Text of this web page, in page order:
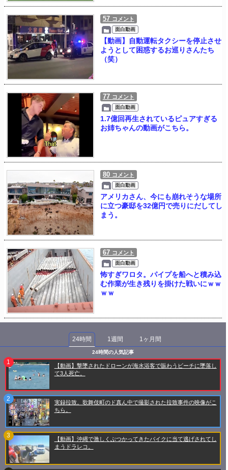
57 コメント
面白動画
【動画】自動運転タクシーを停止させ
ようとして困惑するお巡りさんたち
（笑）
77 コメント
面白動画
1.7億回再生されているピュアすぎる
お姉ちゃんの動画がこちら。
80 コメント
面白動画
アメリカさん、今にも崩れそうな場所
に立つ豪邸を32億円で売りにだしてし
まう。
67 コメント
面白動画
怖すぎワロタ。パイプを船へと積み込
む作業が生き残りを掛けた戦いにｗｗ
ｗｗ
24時間 1週間 1ヶ月間
24時間の人気記事
【動画】撃墜されたドローンが海水浴客で賑わうビーチに墜落し
て3人死亡。
実録拉致。歌舞伎町のド真ん中で撮影された拉致事件の映像がこ
ちら。
【動画】沖縄で激しくぶつかってきたバイクに当て逃げされてし
まうドラレコ。